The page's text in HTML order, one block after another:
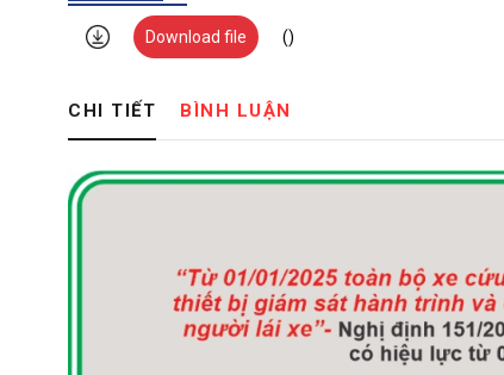
Download file ()
CHI TIẾT BÌNH LUẬN